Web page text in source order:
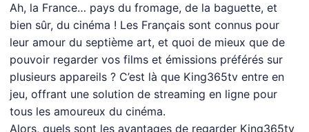
Ah, la France… pays du fromage, de la baguette, et
bien sûr, du cinéma ! Les Français sont connus pour
leur amour du septième art, et quoi de mieux que de
pouvoir regarder vos films et émissions préférés sur
plusieurs appareils ? C’est là que King365tv entre en
jeu, offrant une solution de streaming en ligne pour
tous les amoureux du cinéma.
Alors, quels sont les avantages de regarder King365tv